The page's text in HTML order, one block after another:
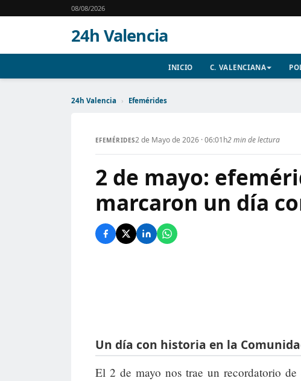
08/08/2026
24h Valencia
INICIO C. VALENCIANA
24h Valencia › Efemérides
EFEMÉRIDES2 de Mayo de 2026 · 06:01h2 min de lectura
2 de mayo:
marcaron un día
Un día con historia en la
El 2 de mayo nos trae un recordatorio de